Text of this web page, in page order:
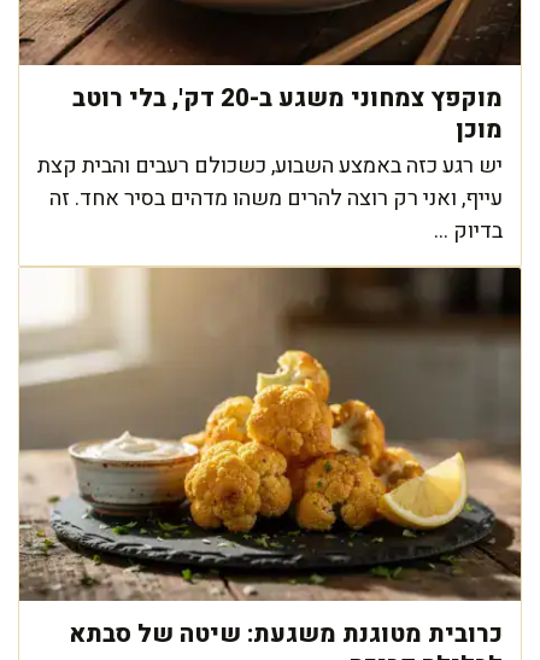
מוקפץ צמחוני משגע ב-20 דק', בלי רוטב
מוכן
יש רגע כזה באמצע השבוע, כשכולם רעבים והבית קצת
עייף, ואני רק רוצה להרים משהו מדהים בסיר אחד. זה
בדיוק ...
כרובית מטוגנת משגעת: שיטה של סבתא